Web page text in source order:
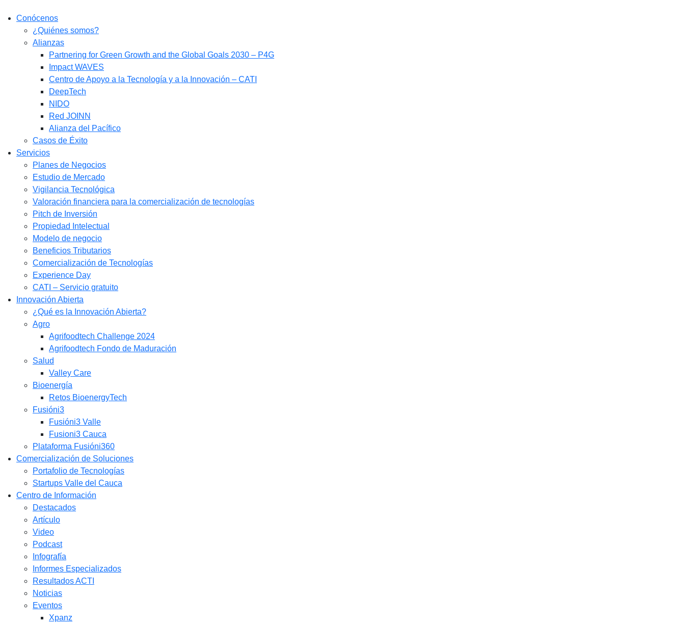
Conócenos
¿Quiénes somos?
Alianzas
Partnering for Green Growth and the Global Goals 2030 – P4G
Impact WAVES
Centro de Apoyo a la Tecnología y a la Innovación – CATI
DeepTech
NIDO
Red JOINN
Alianza del Pacífico
Casos de Éxito
Servicios
Planes de Negocios
Estudio de Mercado​
Vigilancia Tecnológica
Valoración financiera para la comercialización de tecnologías
Pitch de Inversión
Propiedad Intelectual
Modelo de negocio
Beneficios Tributarios
Comercialización de Tecnologías
Experience Day
CATI – Servicio gratuito
Innovación Abierta
¿Qué es la Innovación Abierta?
Agro
Agrifoodtech Challenge 2024
Agrifoodtech Fondo de Maduración
Salud
Valley Care
Bioenergía
Retos BioenergyTech
Fusióni3
Fusióni3 Valle
Fusioni3 Cauca
Plataforma Fusióni360
Comercialización de Soluciones
Portafolio de Tecnologías
Startups Valle del Cauca
Centro de Información
Destacados
Artículo
Video
Podcast
Infografía
Informes Especializados
Resultados ACTI
Noticias
Eventos
Xpanz